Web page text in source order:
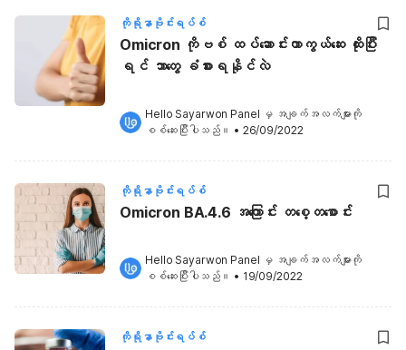
ကိုရိုနာဗိုင်းရပ်စ်
Omicron ကိုဗစ် ထပ်ဆောင်းကာကွယ်ဆေး ထိုးပြီး
ရင် ဘာတွေ ခံစားရနိုင်လဲ
Hello Sayarwon Panel မှ အချက်အလက်များကို
စစ်ဆေးပြီးပါသည်။ • 26/09/2022
ကိုရိုနာဗိုင်းရပ်စ်
Omicron BA.4.6 အကြောင်း တစေ့တစောင်း
Hello Sayarwon Panel မှ အချက်အလက်များကို
စစ်ဆေးပြီးပါသည်။ • 19/09/2022
ကိုရိုနာဗိုင်းရပ်စ်